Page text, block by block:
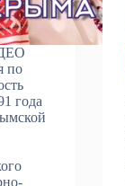
по
года